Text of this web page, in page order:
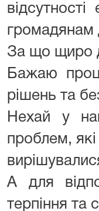
громадянам
За що щиро
Бажаю
рішень та
Нехай у
проблем,
А для
терпіння та